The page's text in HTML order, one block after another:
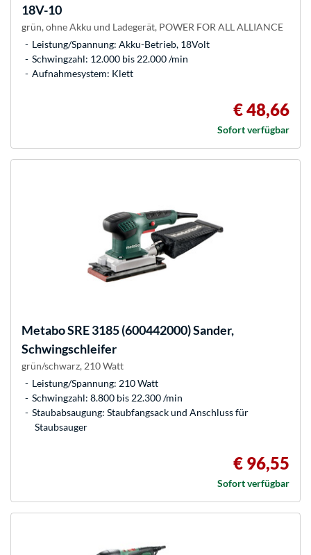
18V-10
grün, ohne Akku und Ladegerät, POWER FOR ALL ALLIANCE
Leistung/Spannung: Akku-Betrieb, 18Volt
Schwingzahl: 12.000 bis 22.000 /min
Aufnahmesystem: Klett
€ 48,66
Sofort verfügbar
MetaboSRE 3185 (600442000) Sander,
Schwingschleifer
grün/schwarz, 210 Watt
Leistung/Spannung: 210 Watt
Schwingzahl: 8.800 bis 22.300 /min
Staubabsaugung: Staubfangsack und Anschluss für
Staubsauger
€ 96,55
Sofort verfügbar